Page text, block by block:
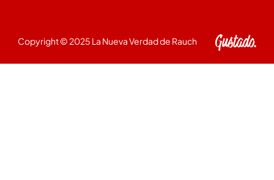
Copyright © 2025 La Nueva Verdad de Rauch